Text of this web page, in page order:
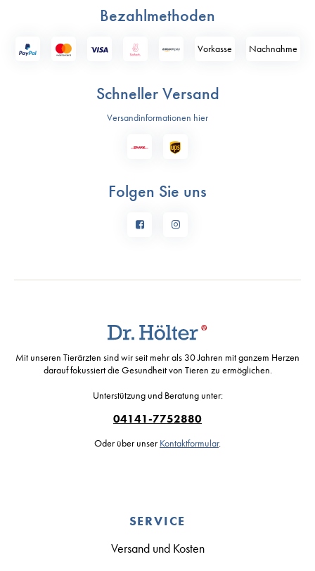
Bezahlmethoden
Vorkasse Nach­nahme
Schneller Versand
Versandinformationen hier
Folgen Sie uns
Mit unseren Tierärzten sind wir seit mehr als 30 Jahren mit ganzem Herzen
darauf fokussiert die Gesundheit von Tieren zu ermöglichen.
Unterstützung und Beratung unter:
04141-7752880
Oder über unser Kontaktformular.
SERVICE
Versand und Kosten